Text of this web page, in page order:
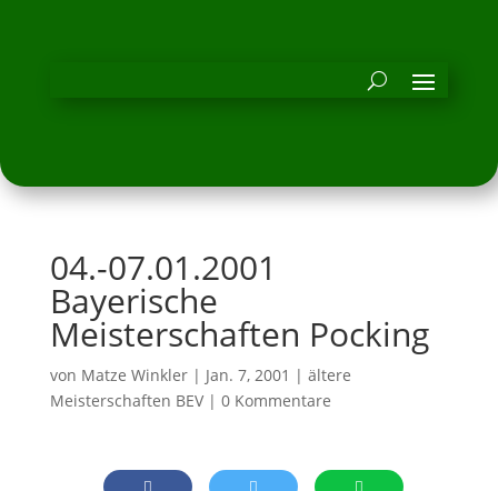
04.-07.01.2001
Bayerische
Meisterschaften Pocking
von Matze Winkler| Jan. 7, 2001 | ältere
Meisterschaften BEV| 0 Kommentare